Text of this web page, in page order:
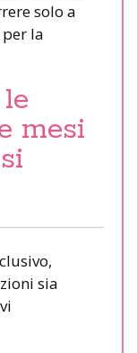
solo a
la
mesi
sia